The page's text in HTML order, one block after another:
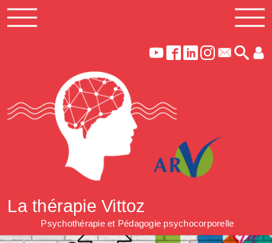
La thérapie Vittoz
Psychothérapie et Pédagogie psychocorporelle